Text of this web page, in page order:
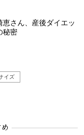
恵さん、産後ダイエッ
秘密
イズ